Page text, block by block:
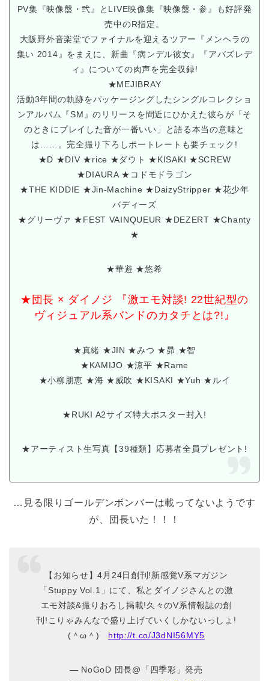
PV集『映像盤・弐』とLIVE映像集『映像盤・参』も好評発
売中のR指定。
大阪野外音楽堂でファイナルを迎えるツアー『メンヘラの
集い 2014』をまえに、新曲『病ンデル彼女』『アバズレデ
ィ』についての肉声を完全収録!
★MEJIBRAY
活動3年間の軌跡をパッケージングしたシングルコレクショ
ンアルバム『SM』のリリースを間近にひかえた彼らが「そ
のときにプレイした音が一番いい」と語る本当の意味と
は……。完全撮り下ろしポートレートも要チェック!
★D ★DIV ★rice ★ダウト ★KISAKI ★SCREW
★DIAURA ★コドモドラゴン
★THE KIDDIE ★Jin-Machine ★DaizyStripper ★花少年
バディーズ
★グリーヴァ ★FEST VAINQUEUR ★DEZERT ★Chanty
★
★華遊 ★悠希
★団長 × ダイノジ 『激エモ対談! 22世紀型の
ヴィジュアル系バンドのカタチとは?!』
★真緒 ★JIN ★みつ ★昴 ★智
★KAMIJO ★涼平 ★Rame
★小柳朋恵 ★海 ★威吹 ★KISAKI ★Yuh ★ルイ
★RUKI A2サイズ特大ポスター封入!
★アーティスト生写真【39種類】応募者全員プレゼント!
…見る限りゴールデンボンバーは載ってないようです
が、団長いた！！！
【お知らせ】4月24日創刊!新感覚V系マガジン
「Stuppy Vol.1」にて、私とダイノジさんとの激
エモ対談&撮りおろし掲載!久々のV系情報誌の創
刊!こりゃみんなで盛り上げていくしかないっしょ!
(＾ω＾) http://t.co/J3dNI56MY5
— NoGoD 団長@「四季彩」発売